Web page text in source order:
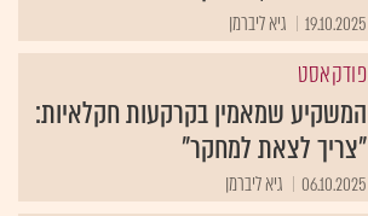
19.10.2025 גיא ליברמן
פודקאסט
המשקיע שמאמין בקרקעות חקלאיות:
"צריך לצאת למחקר"
06.10.2025 גיא ליברמן